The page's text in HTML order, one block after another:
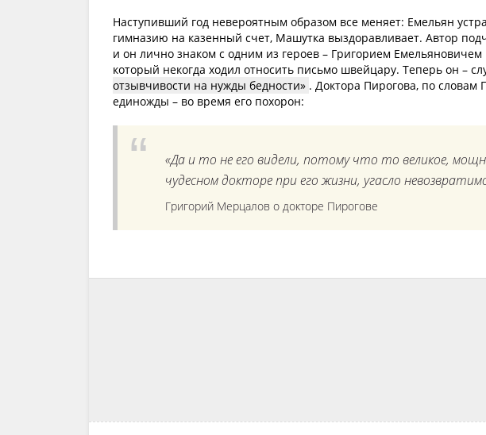
Наступивший год невероятным образом все меняет: Емельян
гимназию на казенный счет, Машутка выздоравливает. Автор
и он лично знаком с одним из героев – Григорием
который некогда ходил относить письмо швейцару. Теперь он –
отзывчивости на нужды бедности
. Доктора Пирогова, по словам
единожды – во время его похорон:
«Да и то не его видели, потому что то великое,
чудесном докторе при его жизни, угасло
Григорий Мерцалов о докторе Пирогове